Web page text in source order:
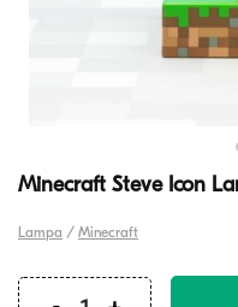
Minecraft Steve Icon
Lampa / Minecraft